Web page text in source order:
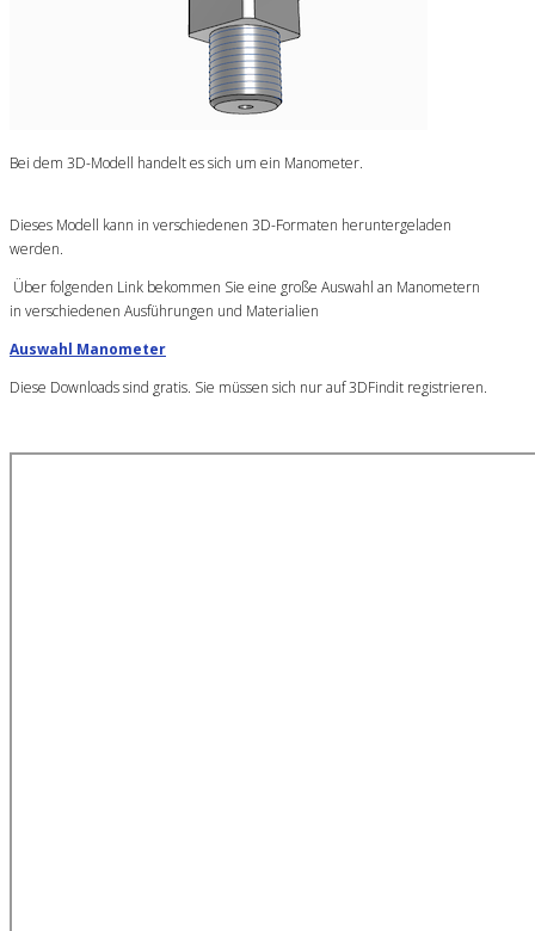
Bei dem 3D-Modell handelt es sich um ein Manometer.
Dieses Modell kann in verschiedenen 3D-Formaten heruntergeladen
werden.
Über folgenden Link bekommen Sie eine große Auswahl an Manometern
in verschiedenen Ausführungen und Materialien
Auswahl Manometer
Diese Downloads sind gratis. Sie müssen sich nur auf 3DFindit registrieren.